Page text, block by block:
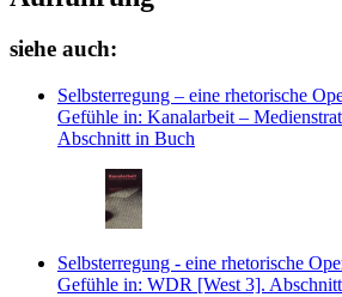
siehe auch:
Selbsterregung – eine rhetorische
Gefühle in: Kanalarbeit –
Abschnitt in Buch
Selbsterregung - eine rhetorische
Gefühle in: WDR [West 3].